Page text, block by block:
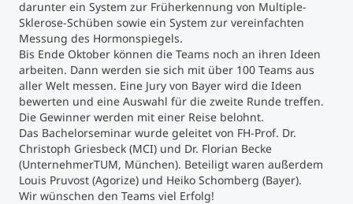
darunter ein System zur Früherkennung von Multiple-
Sklerose-Schüben sowie ein System zur vereinfachten
Messung des Hormonspiegels.
Bis Ende Oktober können die Teams noch an ihren Ideen
arbeiten. Dann werden sie sich mit über 100 Teams aus
aller Welt messen. Eine Jury von Bayer wird die Ideen
bewerten und eine Auswahl für die zweite Runde treffen.
Die Gewinner werden mit einer Reise belohnt.
Das Bachelorseminar wurde geleitet von FH-Prof. Dr.
Christoph Griesbeck (MCI) und Dr. Florian Becke
(UnternehmerTUM, München). Beteiligt waren außerdem
Louis Pruvost (Agorize) und Heiko Schomberg (Bayer).
Wir wünschen den Teams viel Erfolg!